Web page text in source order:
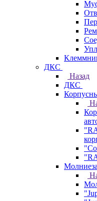
ДКС
Назад
ДКС